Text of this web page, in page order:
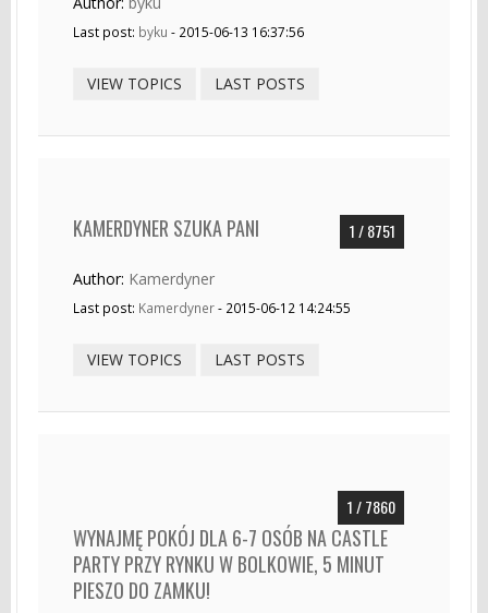
Last post: byku - 2015-06-13 16:37:56
VIEW TOPICS LAST POSTS
1 / 8751
KAMERDYNER SZUKA PANI
Author: Kamerdyner
Last post: Kamerdyner- 2015-06-12 14:24:55
VIEW TOPICS LAST POSTS
1 / 7860
WYNAJMĘ POKÓJ DLA 6-7 OSÓB NA CASTLE
PARTY PRZY RYNKU W BOLKOWIE, 5 MINUT
PIESZO DO ZAMKU!